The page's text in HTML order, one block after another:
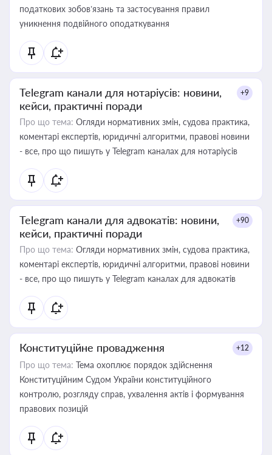
податкових зобов’язань та застосування правил
уникнення подвійного оподаткування
Telegram канали для нотаріусів: новини,
кейси, практичні поради
+9
Про що тема: Огляди нормативних змін, судова практика,
коментарі експертів, юридичні алгоритми, правові новини
- все, про що пишуть у Telegram каналах для нотаріусів
Telegram канали для адвокатів: новини,
кейси, практичні поради
+90
Про що тема: Огляди нормативних змін, судова практика,
коментарі експертів, юридичні алгоритми, правові новини
- все, про що пишуть у Telegram каналах для адвокатів
Конституційне провадження +12
Про що тема: Тема охоплює порядок здійснення
Конституційним Судом України конституційного
контролю, розгляду справ, ухвалення актів і формування
правових позицій